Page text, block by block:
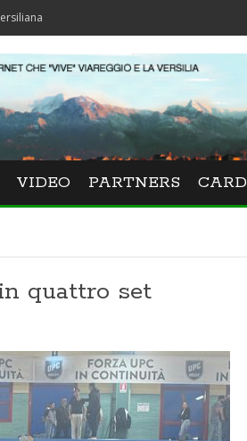
VIDEO PARTNERS CARD
quattro set